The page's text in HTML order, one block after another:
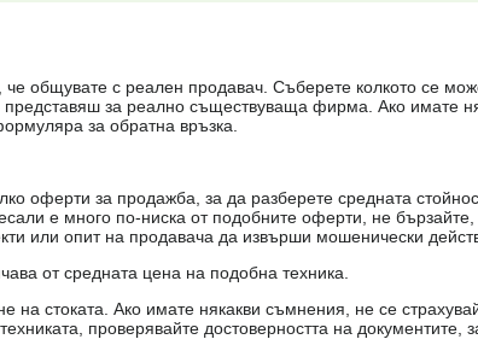
че общувате с реален продавач. Съберете колкото се
за реално съществуваща фирма. Ако имате
за обратна връзка.
оферти за продажба, за да разберете средната
е много по-ниска от подобните оферти, не бързайте,
или опит на продавача да извърши мошенически
от средната цена на подобна техника.
стоката. Ако имате някакви съмнения, не се
проверявайте достоверността на документите,